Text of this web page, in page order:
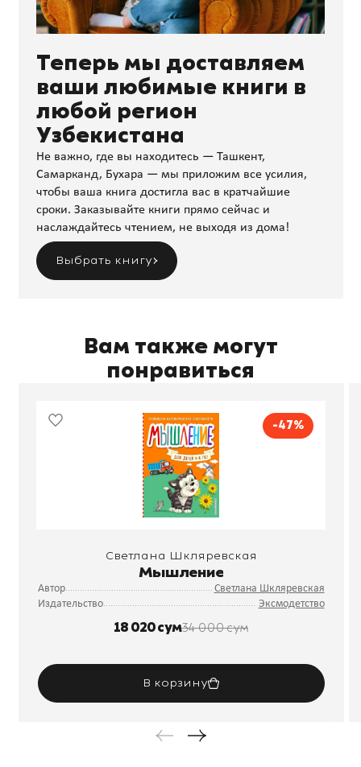
Теперь мы доставляем
ваши любимые книги в
любой регион
Узбекистана
Не важно, где вы находитесь — Ташкент,
Самарканд, Бухара — мы приложим все усилия,
чтобы ваша книга достигла вас в кратчайшие
сроки. Заказывайте книги прямо сейчас и
наслаждайтесь чтением, не выходя из дома!
Выбрать книгу
Вам также могут
понравиться
-47%
Светлана Шкляревская
Мышление
Автор
Светлана Шкляревская
Издательство
Эксмодетство
18 020 сум34 000 сум
В корзину